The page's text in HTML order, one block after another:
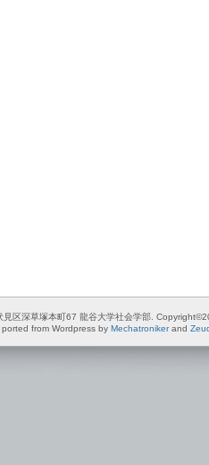
見区深草塚本町67 龍谷大学社会学部.
from Wordpress by Mechatronikerand